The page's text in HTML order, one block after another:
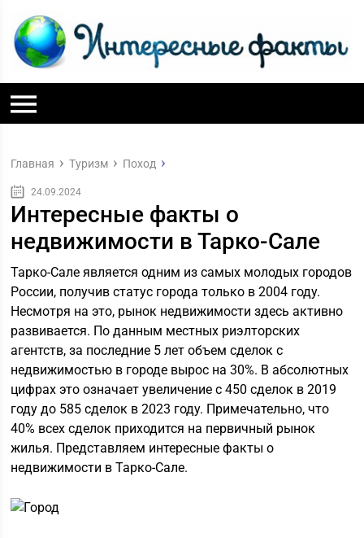
Главная Туризм Поход
24.09.2024
Интересные факты о
недвижимости в Тарко-Сале
Тарко-Сале является одним из самых молодых городов
России, получив статус города только в 2004 году.
Несмотря на это, рынок недвижимости здесь активно
развивается. По данным местных риэлторских
агентств, за последние 5 лет объем сделок с
недвижимостью в городе вырос на 30%. В абсолютных
цифрах это означает увеличение с 450 сделок в 2019
году до 585 сделок в 2023 году. Примечательно, что
40% всех сделок приходится на первичный рынок
жилья. Представляем интересные факты о
недвижимости в Тарко-Сале.